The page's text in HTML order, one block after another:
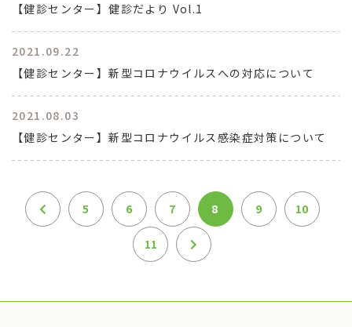
【健診センター】健診だより Vol.1
2021.09.22
【健診センター】新型コロナウイルスへの対応について
2021.08.03
【健診センター】新型コロナウイルス感染症対策について
5 6 7 8 9 10
11